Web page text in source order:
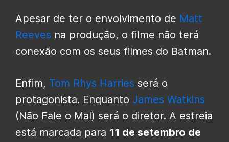
Apesar de ter o envolvimento de Matt
Reeves na produção, o filme não terá
conexão com os seus filmes do Batman.
Enfim, Tom Rhys Harries será o
protagonista. Enquanto James Watkins
(Não Fale o Mal) será o diretor. A estreia
está marcada para 11 de setembro de